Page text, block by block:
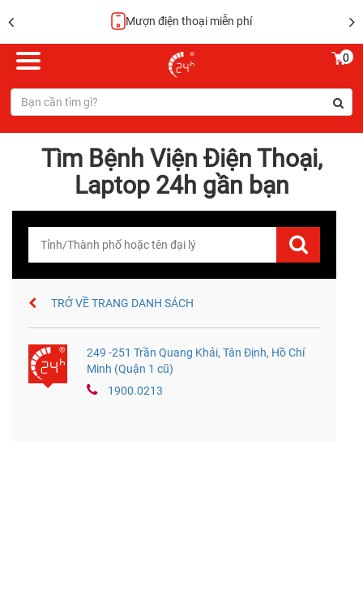
Mượn điện thoại miễn phí
0
Tìm Bệnh Viện Điện Thoại,
Laptop 24h gần bạn
TRỞ VỀ TRANG DANH SÁCH
249 -251 Trần Quang Khải, Tân Định, Hồ Chí
Minh (Quận 1 cũ)
1900.0213